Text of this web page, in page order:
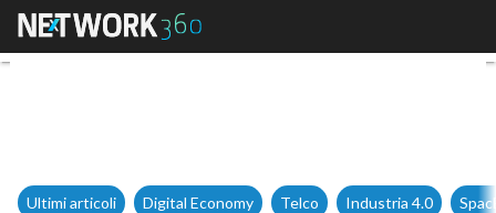
Banda ultralarga, un
Ultimi articoli Digital Economy Telco Industria 4.0